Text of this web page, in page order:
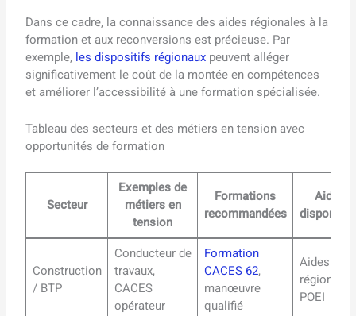
Dans ce cadre, la connaissance des aides régionales à la
formation et aux reconversions est précieuse. Par
exemple, les dispositifs régionaux peuvent alléger
significativement le coût de la montée en compétences
et améliorer l’accessibilité à une formation spécialisée.
Tableau des secteurs et des métiers en tension avec
opportunités de formation
Secteur
Exemples de
métiers en
tension
Formations
recommandées
Aides
Construction
/ BTP
Conducteur de
travaux,
CACES
opérateur
Formation
CACES 62,
manœuvre
qualifié
Aides
POEI